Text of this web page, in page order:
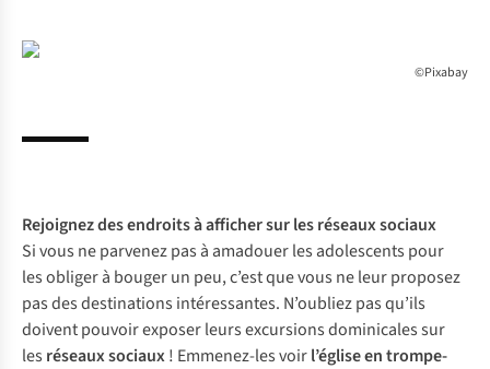
©Pixabay
Rejoignez des endroits à afficher sur les réseaux sociaux
Si vous ne parvenez pas à amadouer les adolescents pour
les obliger à bouger un peu, c’est que vous ne leur proposez
pas des destinations intéressantes. N’oubliez pas qu’ils
doivent pouvoir exposer leurs excursions dominicales sur
les réseaux sociaux! Emmenez-les voirl’église en trompe-